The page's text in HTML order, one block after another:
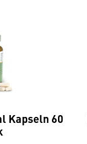
Kapseln 60